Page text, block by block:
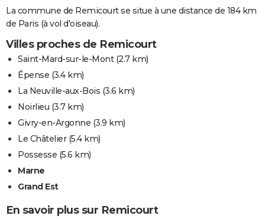
La commune de Remicourt se situe à une distance de 184 km
de Paris (à vol d'oiseau).
Villes proches de Remicourt
Saint-Mard-sur-le-Mont(2.7 km)
Épense (3.4 km)
La Neuville-aux-Bois (3.6 km)
Noirlieu (3.7 km)
Givry-en-Argonne (3.9 km)
Le Châtelier(5.4 km)
Possesse (5.6 km)
Marne
Grand Est
En savoir plus sur Remicourt